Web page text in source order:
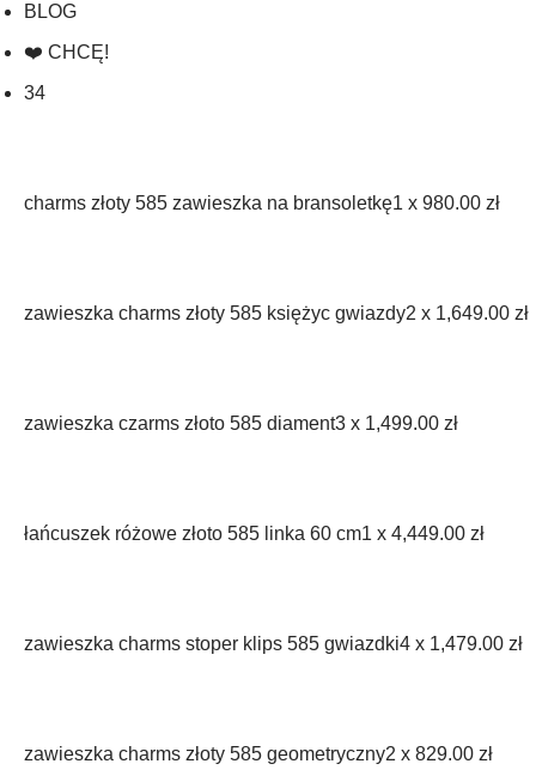
BLOG
❤️ CHCĘ!
34
charms złoty 585 zawieszka na bransoletkę1 x 980.00 zł
zawieszka charms złoty 585 księżyc gwiazdy2 x 1,649.00 zł
zawieszka czarms złoto 585 diament3 x 1,499.00 zł
łańcuszek różowe złoto 585 linka 60 cm1 x 4,449.00 zł
zawieszka charms stoper klips 585 gwiazdki4 x 1,479.00 zł
zawieszka charms złoty 585 geometryczny2 x 829.00 zł